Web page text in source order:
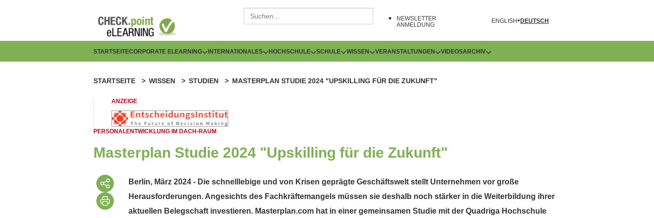
NEWSLETTER
ANMELDUNG
ENGLISH DEUTSCH
H
p
t
n
a
v
i
STARTSEITECORPORATE ELEARNING INTERNATIONALES HOCHSCHULE SCHULE WISSEN VERANSTALTUNGEN VIDEOSARCHIV
P
f
a
d
a
v
STARTSEITE WISSEN STUDIEN MASTERPLAN STUDIE 2024 "UPSKILLING FÜR DIE ZUKUNFT"
ANZEIGE
PERSONALENTWICKLUNG IM DACH-RAUM
Masterplan Studie 2024 "Upskilling für die Zukunft"
Berlin, März 2024 - Die schnelllebige und von Krisen geprägte Geschäftswelt stellt Unternehmen vor große
Herausforderungen. Angesichts des Fachkräftemangels müssen sie deshalb noch stärker in die Weiterbildung ihrer
aktuellen Belegschaft investieren. Masterplan.com hat in einer gemeinsamen Studie mit der Quadriga Hochschule